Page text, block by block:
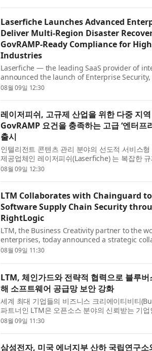
Laserfiche Launches Advanced
Deliver Multi-Region Disaster
GovRAMP-Ready Compliance for
Industries
Laserfiche — the leading SaaS provider of
announced the launch of Enterprise
enhancements designed for organizations
08월 09일 12:30
레이저피쉬, 고규제 산업을 위한 다중 지
GovRAMP 요건을 충족하는 고급 ‘엔터프
출시
인텔리전트 콘텐츠 관리 분야의 선도적 서비스형
제공업체인 레이저피쉬(Laserfiche) 는 복잡한
는 조직을 위해 설계된 고급 보안 강화 제품군인
08월 09일 12:30
LTM Collaborates with Chainguard
Software Supply Chain Security
RightLogic
LTM, the Business Creativity partner to the
enterprises, today announced a strategic
Chainguard, the trusted source for open
08월 09일 11:30
LTM, 체인가드와 전략적 협력으로 블루
해 소프트웨어 공급망 보안 강화
세계 최대 기업들의 비즈니스 크리에이티비티
파트너인 LTM은 오픈소스 분야의 신뢰받는 기
(Chainguard)와 전략적 협력을 맺고, LTM의 사
08월 09일 11:30
삼성전자, 미국 에너지부 산하 국립연구